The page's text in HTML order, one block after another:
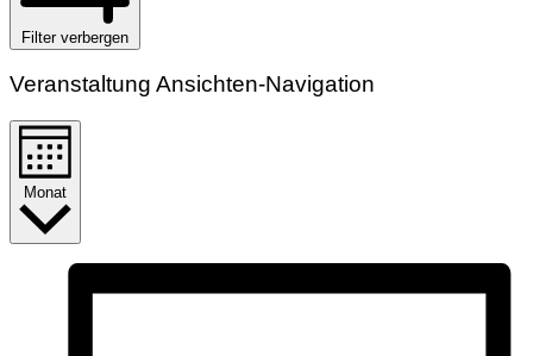
Filter verbergen
Veranstaltung Ansichten-Navigation
Monat